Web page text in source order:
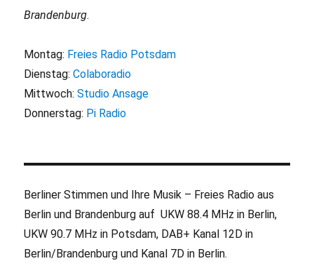
Brandenburg.
Montag: Freies Radio Potsdam
Dienstag:Colaboradio
Mittwoch:Studio Ansage
Donnerstag: Pi Radio
Berliner Stimmen und Ihre Musik – Freies Radio aus
Berlin und Brandenburg auf UKW 88.4 MHz in Berlin,
UKW 90.7 MHz in Potsdam, DAB+ Kanal 12D in
Berlin/Brandenburg und Kanal 7D in Berlin.